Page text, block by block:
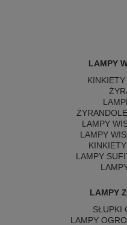
LAMPY
LAMPY
LAMPY
LAMPY
LAMPY
SŁUPKI
LAMPY